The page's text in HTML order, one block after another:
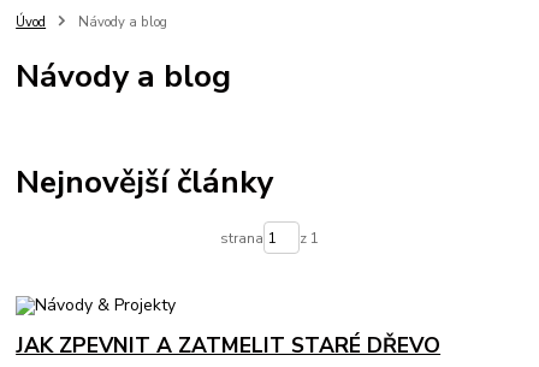
Úvod Návody a blog
Návody a blog
Nejnovější články
strana z 1
JAK ZPEVNIT A ZATMELIT STARÉ DŘEVO